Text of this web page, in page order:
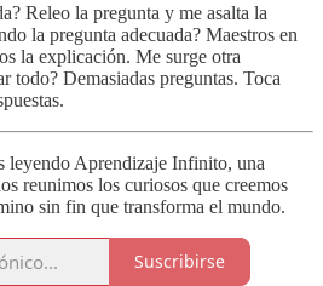
Releo la pregunta y me asalta la
la pregunta adecuada? Maestros en
la explicación. Me surge otra
todo? Demasiadas preguntas. Toca
leyendo Aprendizaje Infinito, una
reunimos los curiosos que creemos
sin fin que transforma el mundo.
Suscribirse